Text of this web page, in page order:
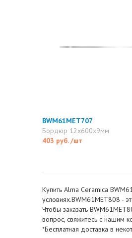
BWM61MET707
Бордюр 12x600x9мм
403 руб./шт
Купить Alma Ceramica
условиях.BWM61MET808 -
Чтобы заказать
вопрос, свяжитесь с нашим
*Бесплатная доставка в